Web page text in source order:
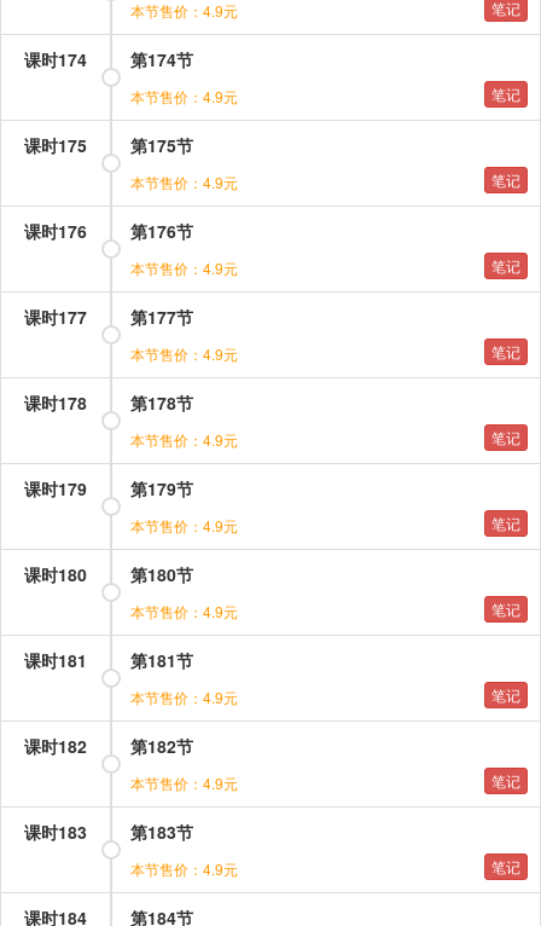
本节售价：4.9元 笔记
课时174 第174节
本节售价：4.9元 笔记
课时175 第175节
本节售价：4.9元 笔记
课时176 第176节
本节售价：4.9元 笔记
课时177 第177节
本节售价：4.9元 笔记
课时178 第178节
本节售价：4.9元 笔记
课时179 第179节
本节售价：4.9元 笔记
课时180 第180节
本节售价：4.9元 笔记
课时181 第181节
本节售价：4.9元 笔记
课时182 第182节
本节售价：4.9元 笔记
课时183 第183节
本节售价：4.9元 笔记
课时184 第184节